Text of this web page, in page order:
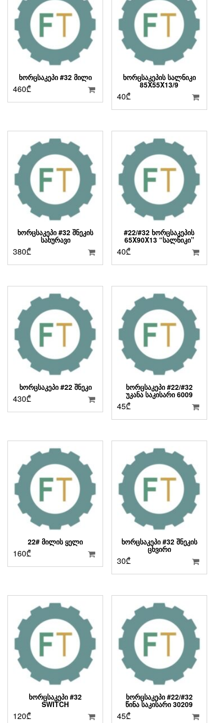
ᲮᲝᲠᲪᲡᲐᲙᲔᲞᲘ #32 ᲛᲘᲚᲘ
460₾
ᲮᲝᲠᲪᲡᲐᲙᲔᲞᲘᲡ ᲡᲐᲚᲜᲘᲙᲘ
85X55X13/9
40₾
ᲮᲝᲠᲪᲡᲐᲙᲔᲞᲘ #32 ᲨᲜᲔᲙᲘᲡ
ᲡᲐᲮᲣᲠᲐᲕᲘ
380₾
#22/#32 ᲮᲝᲠᲪᲡᲐᲙᲔᲞᲘᲡ
65X90X13 “ᲡᲐᲚᲜᲘᲙᲘ”
40₾
ᲮᲝᲠᲪᲡᲐᲙᲔᲞᲘ #22 ᲨᲜᲔᲙᲘ
430₾
ᲮᲝᲠᲪᲡᲐᲙᲔᲞᲘ #22/#32
ᲣᲙᲐᲜᲐ ᲡᲐᲙᲘᲡᲐᲠᲘ 6009
45₾
22# ᲛᲘᲚᲘᲡ ᲧᲔᲚᲘ
160₾
ᲮᲝᲠᲪᲡᲐᲙᲔᲞᲘ #32 ᲨᲜᲔᲙᲘᲡ
ᲪᲮᲕᲘᲠᲘ
30₾
ᲮᲝᲠᲪᲡᲐᲙᲔᲞᲘ #32
SWITCH
120₾
ᲮᲝᲠᲪᲡᲐᲙᲔᲞᲘ #22/#32
ᲬᲘᲜᲐ ᲡᲐᲙᲘᲡᲐᲠᲘ 30209
45₾